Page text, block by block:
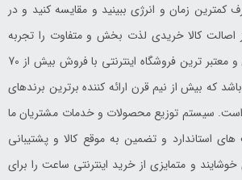
کمترین زمان و انرژی ببینید و مقایسه کنید و در
اصالت کالا خریدی لذت بخش و متفاوت را تجربه
کنید ساعت مال بزرگترین و معتبر ترین فروشگاه اینترنتی با فروش بیش از 70
که بیش از نیم قرن ارائه کننده برترین برندهای
است. سیستم توزیع محصولات و خدمات مشتریان ما
استاندارد و تضمین به موقع کالا و پشتیبانی
و متمایزی از خرید اینترنتی ساعت را برای